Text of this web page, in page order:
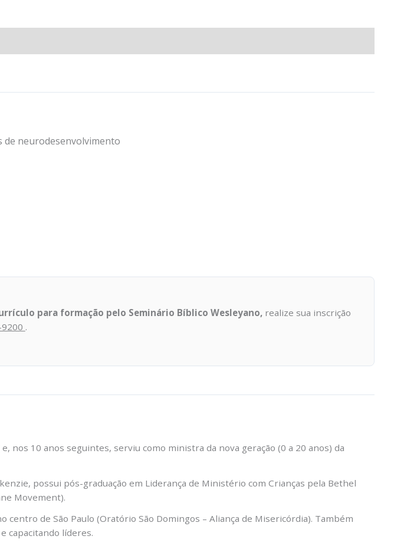
de neurodesenvolvimento
para formação pelo Seminário Bíblico Wesleyano, realize sua inscrição
.
nos 10 anos seguintes, serviu como ministra da nova geração (0 a 20 anos) da
possui pós-graduação em Liderança de Ministério com Crianças pela Bethel
Movement).
de São Paulo (Oratório São Domingos – Aliança de Misericórdia). Também
capacitando líderes.